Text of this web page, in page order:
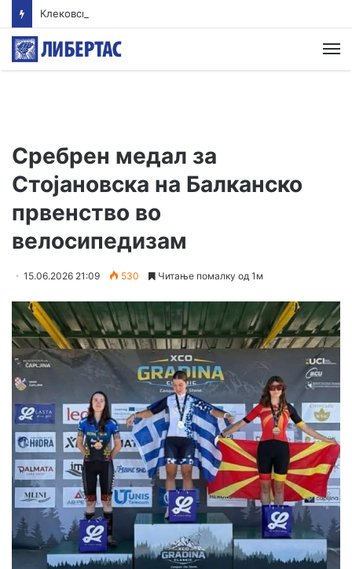
Сребрен медал за
Стојановска на Балканско
првенство во
велосипедизам
15.06.2026 21:09 530 Читање помалку од 1м